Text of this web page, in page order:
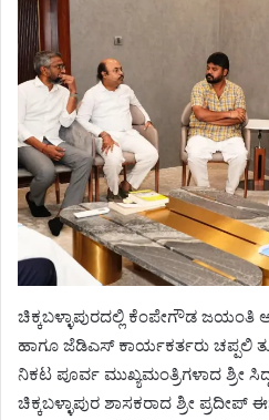
ಚಿಕ್ಕಬಳ್ಳಾಪುರದಲ್ಲಿ ಕೆಂಪೇಗೌಡ
ಹಾಗೂ ಜೆಡಿಎಸ್ ಕಾರ್ಯಕರ್ತರು ಚಪ್ಪಲಿ
ನಿಕಟ ಪೂರ್ವ ಮುಖ್ಯಮಂತ್ರಿಗಳಾದ ಶ್ರೀ
ಚಿಕ್ಕಬಳ್ಳಾಪುರ ಶಾಸಕರಾದ ಶ್ರೀ